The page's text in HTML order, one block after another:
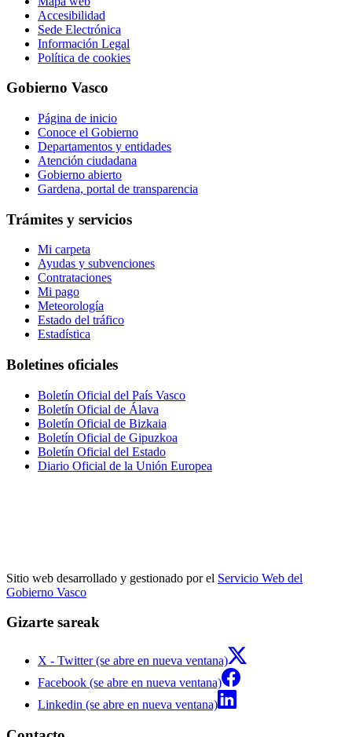
Accesibilidad
Sede Electrónica
Información Legal
Política de cookies
Gobierno Vasco
Página de inicio
Conoce el Gobierno
Departamentos y entidades
Atención ciudadana
Gobierno abierto
Gardena, portal de transparencia
Trámites y servicios
Mi carpeta
Ayudas y subvenciones
Contrataciones
Mi pago
Meteorología
Estado del tráfico
Estadística
Boletines oficiales
Boletín Oficial del País Vasco
Boletín Oficial de Álava
Boletín Oficial de Bizkaia
Boletín Oficial de Gipuzkoa
Boletín Oficial del Estado
Diario Oficial de la Unión Europea
Sitio web desarrollado y gestionado por el Servicio Web del
Gobierno Vasco
Gizarte sareak
X - Twitter (se abre en nueva ventana)
Facebook (se abre en nueva ventana)
Linkedin (se abre en nueva ventana)